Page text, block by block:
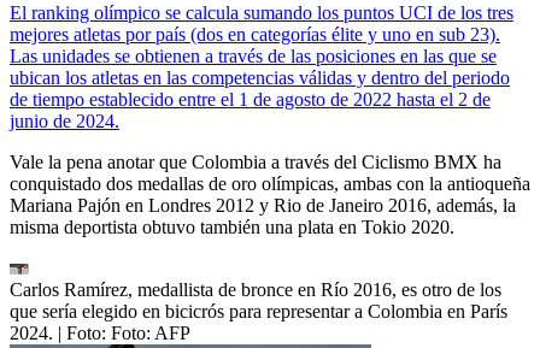
El ranking olímpico se calcula sumando los puntos UCI de los tres
mejores atletas por país (dos en categorías élite y uno en sub 23).
Las unidades se obtienen a través de las posiciones en las que se
ubican los atletas en las competencias válidas y dentro del periodo
de tiempo establecido entre el 1 de agosto de 2022 hasta el 2 de
junio de 2024.
Vale la pena anotar que Colombia a través del Ciclismo BMX ha
conquistado dos medallas de oro olímpicas, ambas con la antioqueña
Mariana Pajón en Londres 2012 y Rio de Janeiro 2016, además, la
misma deportista obtuvo también una plata en Tokio 2020.
Carlos Ramírez, medallista de bronce en Río 2016, es otro de los
que sería elegido en bicicrós para representar a Colombia en París
2024. | Foto: Foto: AFP